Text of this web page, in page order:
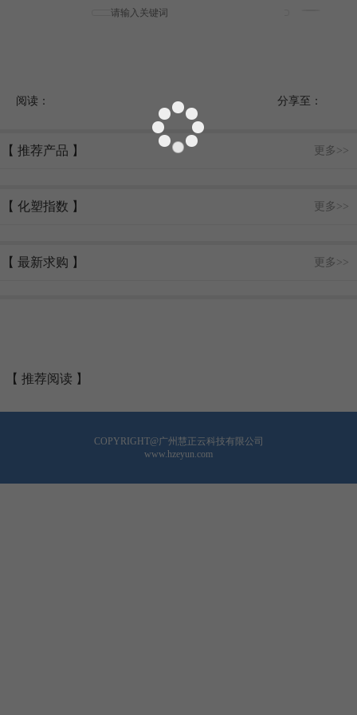
阅读： 分享至：
【 推荐产品 】 更多>>
【 化塑指数 】 更多>>
【 最新求购 】 更多>>
【 推荐阅读 】
COPYRIGHT@广州慧正云科技有限公司
www.hzeyun.com